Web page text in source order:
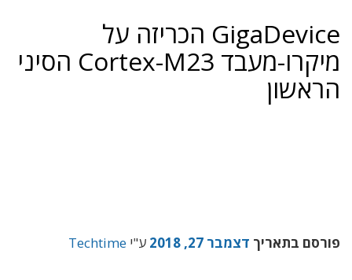
GigaDevice הכריזה על
מיקרו-מעבד Cortex-M23 הסיני
הראשון
פורסם בתאריך דצמבר 27, 2018 ע"י Techtime